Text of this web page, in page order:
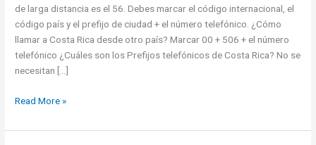
de larga distancia es el 56. Debes marcar el código internacional, el
código país y el prefijo de ciudad + el número telefónico. ¿Cómo
llamar a Costa Rica desde otro país? Marcar 00 + 506 + el número
telefónico ¿Cuáles son los Prefijos telefónicos de Costa Rica? No se
necesitan […]
Costa
prefijos
Read More »